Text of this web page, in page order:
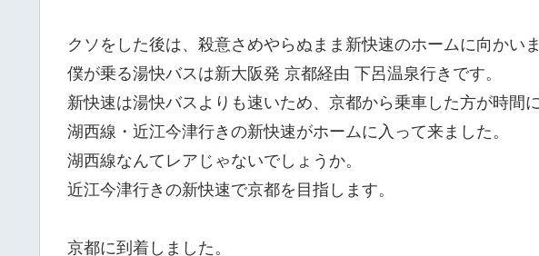
クソをした後は、殺意さめやらぬまま新快速のホームに向かい
僕が乗る湯快バスは新大阪発 京都経由 下呂温泉行きです。
新快速は湯快バスよりも速いため、京都から乗車した方が時間
湖西線・近江今津行きの新快速がホームに入って来ました。
湖西線なんてレアじゃないでしょうか。
近江今津行きの新快速で京都を目指します。
京都に到着しました。